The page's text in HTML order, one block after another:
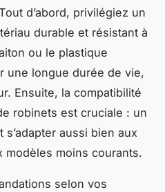
d’abord, privilégiez un
durable et résistant à
ou le plastique
une longue durée de vie,
Ensuite, la compatibilité
robinets est cruciale : un
aussi bien aux
modèles moins courants.
selon vos